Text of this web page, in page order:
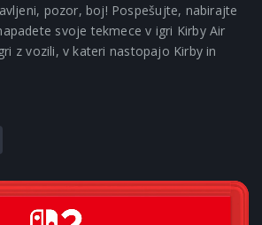
pozor, boj! Pospešujte, nabirajte
svoje tekmece v igri Kirby Air
z vozili, v kateri nastopajo Kirby in